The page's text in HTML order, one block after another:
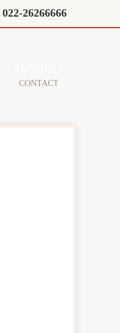
022-26266666
CONTACT